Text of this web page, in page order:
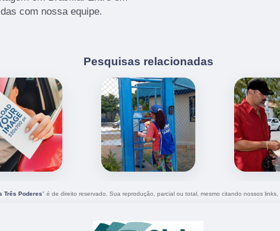
com nossa equipe.
Pesquisas relacionadas
Três Poderes" é de direito reservado. Sua reprodução, parcial ou total, mesmo citando nossos